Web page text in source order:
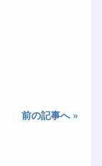
前の記事へ »